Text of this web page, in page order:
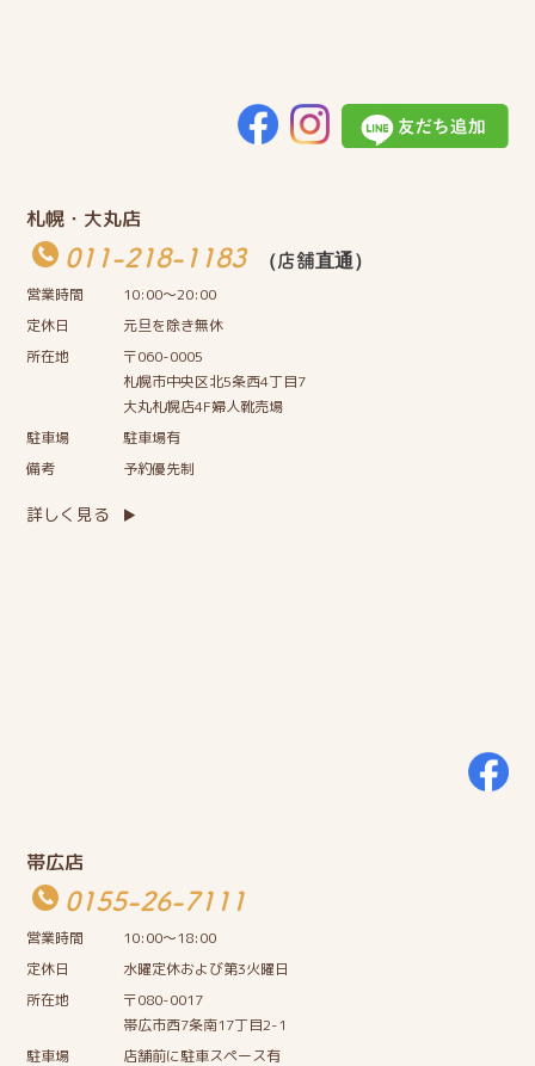
札幌・大丸店
011-218-1183
（店舗直通）
営業時間
10:00〜20:00
定休日
元旦を除き無休
所在地
〒060-0005
札幌市中央区北5条西4丁目7
大丸札幌店4F婦人靴売場
駐車場
駐車場有
備考
予約優先制
詳しく見る
帯広店
0155-26-7111
営業時間
10:00〜18:00
定休日
水曜定休および第3火曜日
所在地
〒080-0017
帯広市西7条南17丁目2-1
駐車場
店舗前に駐車スペース有